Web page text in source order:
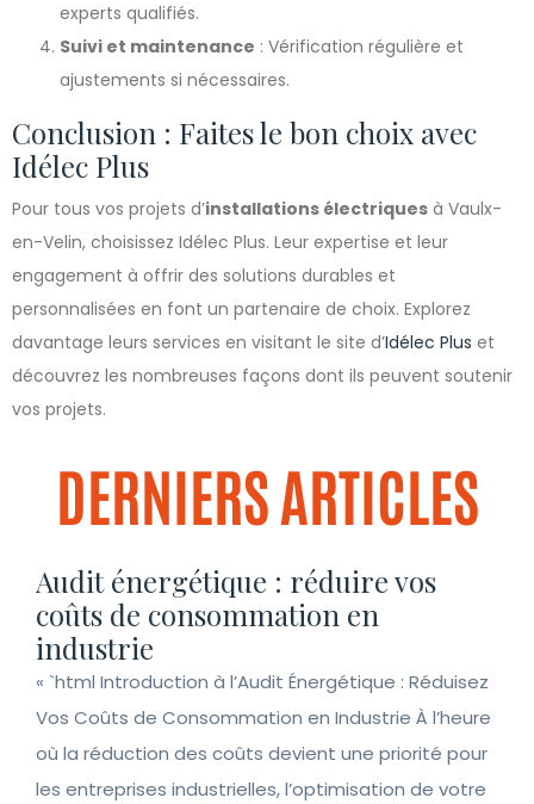
experts qualifiés.
Suivi et maintenance : Vérification régulière et
ajustements si nécessaires.
Conclusion : Faites le bon choix avec
Idélec Plus
Pour tous vos projets d’installations électriques à Vaulx-
en-Velin, choisissez Idélec Plus. Leur expertise et leur
engagement à offrir des solutions durables et
personnalisées en font un partenaire de choix. Explorez
davantage leurs services en visitant le site d’Idélec Plus et
découvrez les nombreuses façons dont ils peuvent soutenir
vos projets.
DERNIERS ARTICLES
Audit énergétique : réduire vos
coûts de consommation en
industrie
« `html Introduction à l’Audit Énergétique : Réduisez
Vos Coûts de Consommation en Industrie À l’heure
où la réduction des coûts devient une priorité pour
les entreprises industrielles, l’optimisation de votre